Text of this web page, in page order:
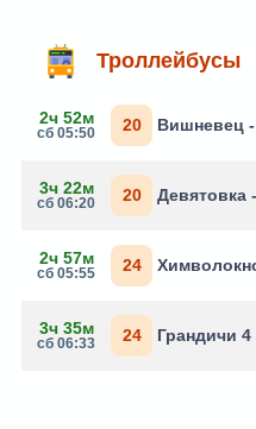
Троллейбусы
2ч 52м
сб 05:50 20 Вишневец
3ч 22м
сб 06:20 20 Девятовка
2ч 57м
сб 05:55 24
3ч 35м
сб 06:33 24 Грандичи